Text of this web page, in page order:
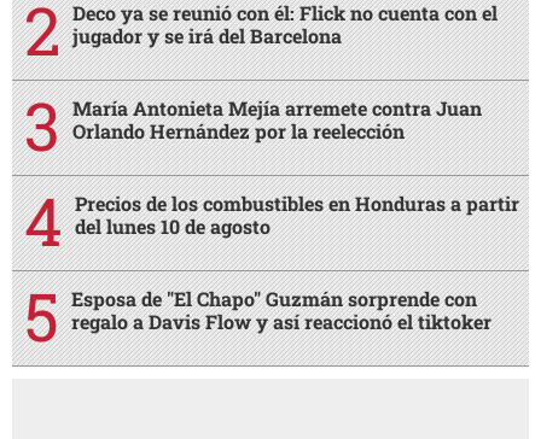
Deco ya se reunió con él: Flick no cuenta con el
jugador y se irá del Barcelona
María Antonieta Mejía arremete contra Juan
Orlando Hernández por la reelección
Precios de los combustibles en Honduras a partir
del lunes 10 de agosto
Esposa de "El Chapo" Guzmán sorprende con
regalo a Davis Flow y así reaccionó el tiktoker